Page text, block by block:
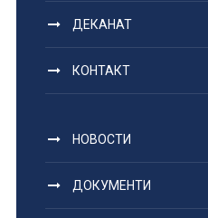
ДЕКАНАТ
КОНТАКТ
НОВОСТИ
ДОКУМЕНТИ